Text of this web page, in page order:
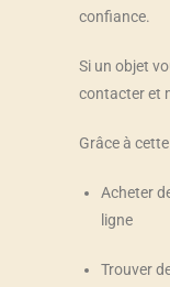
confiance.
Si un objet
contacter et
Grâce à
Acheter
ligne
Trouver